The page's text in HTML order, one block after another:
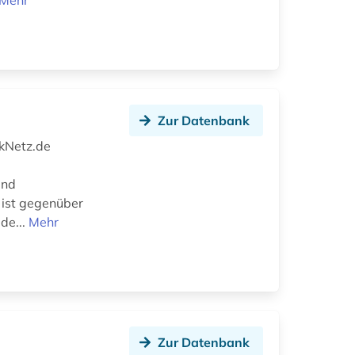
gegenüber
Mehr
Zur Datenbank
Zur Datenbank